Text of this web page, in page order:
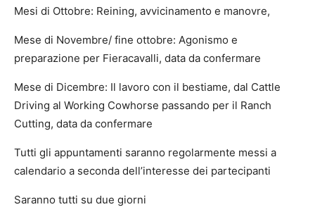
Mesi di Ottobre: Reining, avvicinamento e manovre,
Mese di Novembre/ fine ottobre: Agonismo e
preparazione per Fieracavalli, data da confermare
Mese di Dicembre: Il lavoro con il bestiame, dal Cattle
Driving al Working Cowhorse passando per il Ranch
Cutting, data da confermare
Tutti gli appuntamenti saranno regolarmente messi a
calendario a seconda dell’interesse dei partecipanti
Saranno tutti su due giorni